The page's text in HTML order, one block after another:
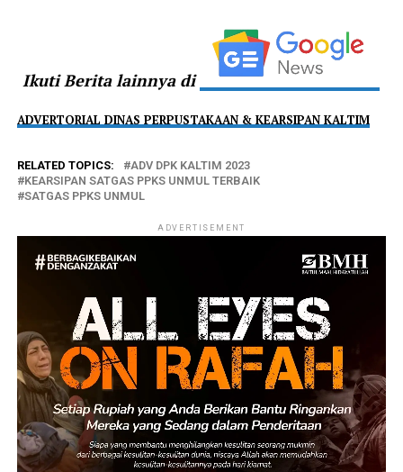
Ikuti Berita lainnya di
ADVERTORIAL DINAS PERPUSTAKAAN & KEARSIPAN KALTIM
RELATED TOPICS:
ADV DPK KALTIM 2023
KEARSIPAN SATGAS PPKS UNMUL TERBAIK
SATGAS PPKS UNMUL
ADVERTISEMENT